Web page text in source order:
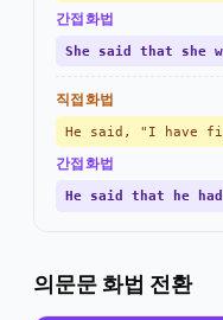
간접화법
She said that she
직접화법
He said, "I have
간접화법
He said that he
의문문 화법 전환